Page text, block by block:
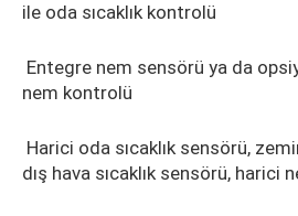
ile oda sıcaklık kontrolü
Entegre nem sensörü ya da
nem kontrolü
Harici oda sıcaklık sensörü,
dış hava sıcaklık sensörü, harici